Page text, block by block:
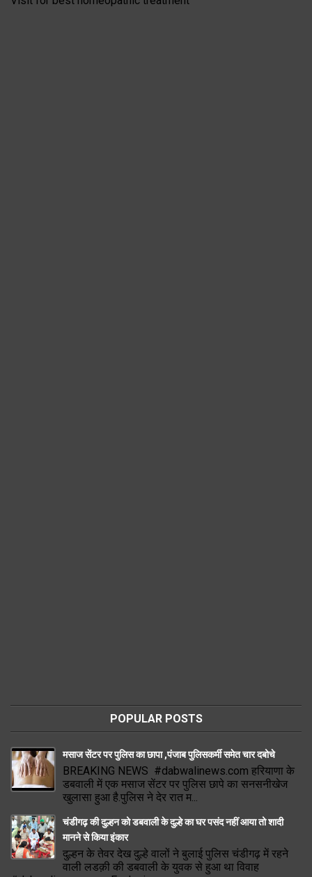
POPULAR POSTS
मसाज सेंटर पर पुलिस का छापा ,पंजाब पुलिसकर्मी समेत चार दबोचे
BREAKING NEWS #dabwalinews.com हरियाणा के
डबवाली में एक मसाज सेंटर पर पुलिस छापे का सनसनीखेज
खुलासा हुआ है.पुलिस ने देर रात म...
चंडीगढ़ की दुल्हन को डबवाली के दुल्हे का घर पसंद नहीं आया तो शादी
मानने से किया इंकार
दुल्हन के तेवर देख दुल्हे वालों ने बुलाई पुलिस चंडीगढ़ में रहने
वाली लडक़ी की डबवाली के युवक से हुआ था विवाह